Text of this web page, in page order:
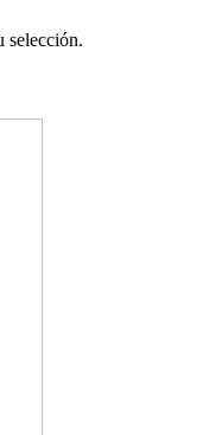
selección.